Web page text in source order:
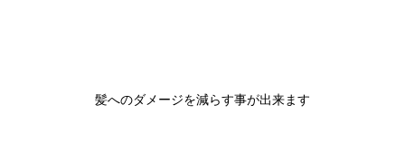
髪へのダメージを減らす事が出来ます